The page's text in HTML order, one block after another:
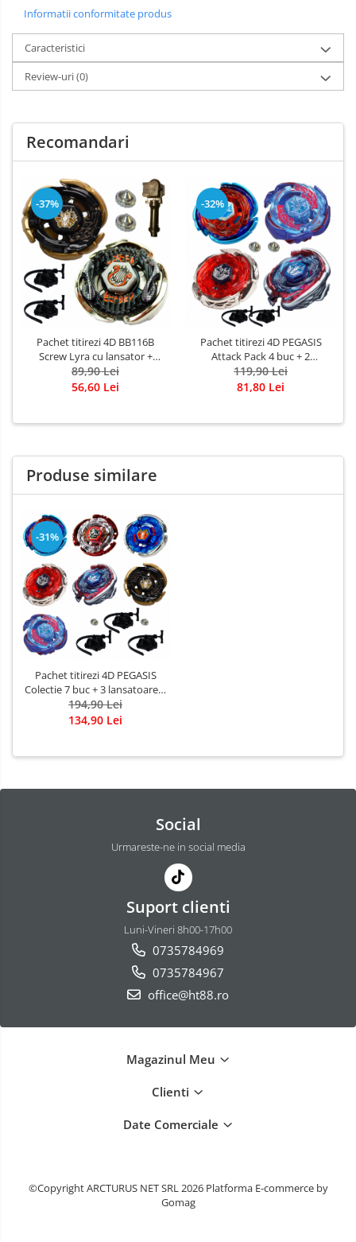
Informatii conformitate produs
Caracteristici
Review-uri(0)
Recomandari
-37%
Pachet titirezi 4D BB116B
Screw Lyra cu lansator +
W103R2F Galaxy Pegasis cu
lansator + maner ergonomic
89,90 Lei
56,60 Lei
-32%
Pachet titirezi 4D PEGASIS
Attack Pack 4 buc + 2
lansatoare + 2 varfuri
metalice: BB105 Big Bang,
119,90 Lei
81,80 Lei
Produse similare
-31%
Pachet titirezi 4D PEGASIS
Colectie 7 buc + 3 lansatoare +
2 varfuri metalice: BB105 Big
Bang, BB121A Wing, 3011B
Rock, W103R2F Galaxy
194,90 Lei
134,90 Lei
Social
Urmareste-ne in social media
Suport clienti
Luni-Vineri 8h00-17h00
0735784969
0735784967
office@ht88.ro
Magazinul Meu
Clienti
Date Comerciale
©Copyright ARCTURUS NET SRL 2026 Platforma E-commerce by
Gomag